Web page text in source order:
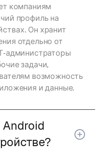
компаниям
профиль на
Он хранит
отдельно от
администраторы
задачи,
возможность
и данные.
Android